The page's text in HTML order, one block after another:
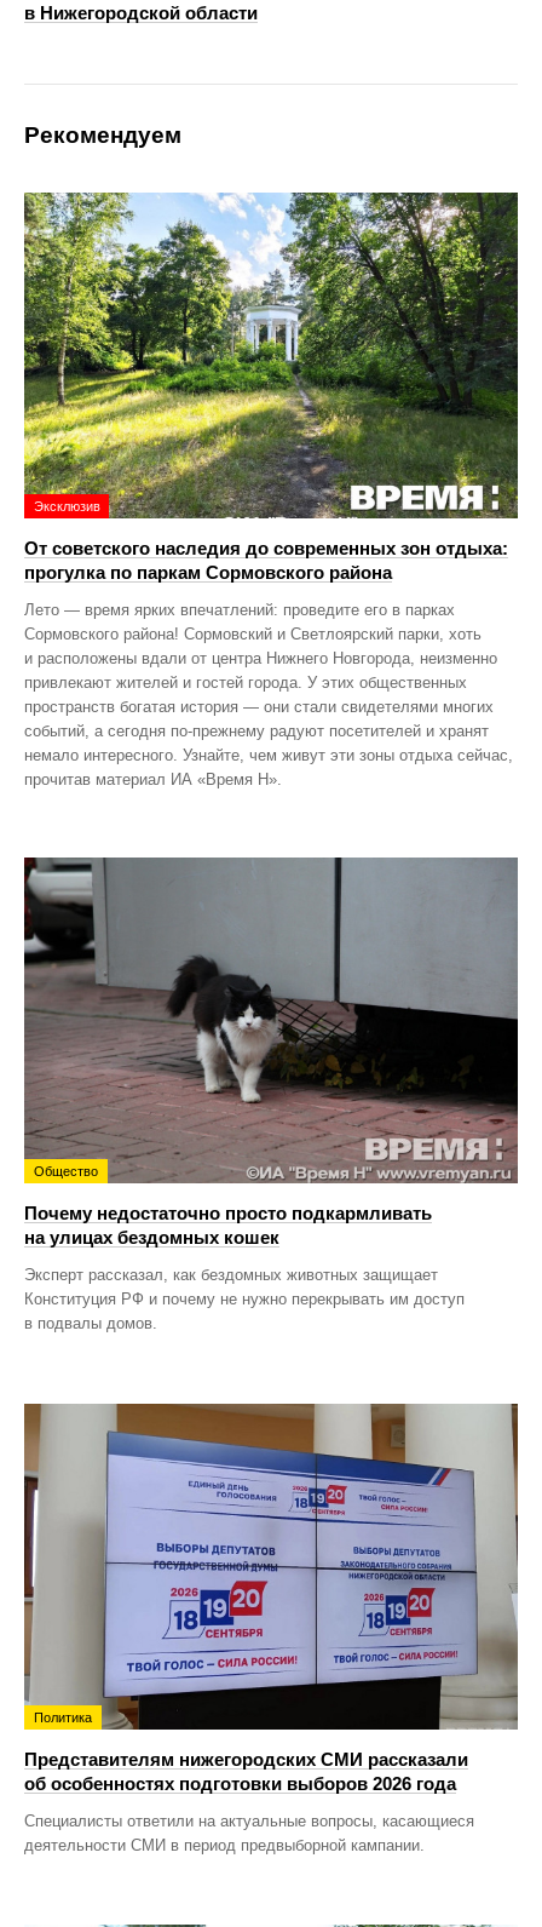
в Нижегородской области
Рекомендуем
Эксклюзив
От советского наследия до современных зон отдыха:
прогулка по паркам Сормовского района
Лето — время ярких впечатлений: проведите его в парках
Сормовского района! Сормовский и Светлоярский парки, хоть
и расположены вдали от центра Нижнего Новгорода, неизменно
привлекают жителей и гостей города. У этих общественных
пространств богатая история — они стали свидетелями многих
событий, а сегодня по‑прежнему радуют посетителей и хранят
немало интересного. Узнайте, чем живут эти зоны отдыха сейчас,
прочитав материал ИА «Время Н».
Общество
Почему недостаточно просто подкармливать
на улицах бездомных кошек
Эксперт рассказал, как бездомных животных защищает
Конституция РФ и почему не нужно перекрывать им доступ
в подвалы домов.
Политика
Представителям нижегородских СМИ рассказали
об особенностях подготовки выборов 2026 года
Специалисты ответили на актуальные вопросы, касающиеся
деятельности СМИ в период предвыборной кампании.